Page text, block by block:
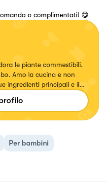
o complimentati! 😋
le piante commestibili.
Amo la cucina e non
"Basta un po' di
di diverso mi hai
Per bambini